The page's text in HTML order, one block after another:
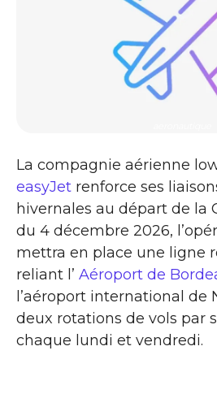
La compagnie aérienne
easyJet renforce ses
hivernales au départ de la
du 4 décembre 2026,
mettra en place une ligne
reliant l’ Aéroport de
l’aéroport international de
deux rotations de vols par
chaque lundi et vendredi.